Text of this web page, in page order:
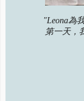
"Leona為
第一天，